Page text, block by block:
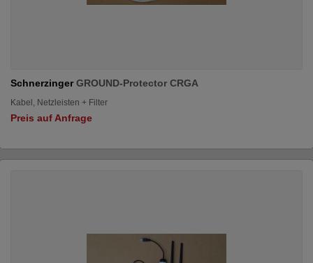
SchnerzingerGROUND-Protector CRGA
Kabel, Netzleisten + Filter
Preis auf Anfrage